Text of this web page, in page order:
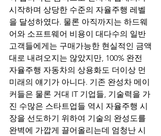
시작하며 상당한 수준의 자율주행 레벨
을 달성하였다. 물론 아직까지는 하드웨
어와 소프트웨어 비용이 대다수의 일반
고객들에게는 구매가능한 현실적인 금액
대로 내려오지는 않았지만, 100% 완전
자율주행 자동차의 상용화도 더이상 먼
미래의 얘기가 아니다. 기존 완성차 메이
커들은 물론 거대 IT 기업들, 기술력을 가
진 수많은 스타트업들 역시 자율주행 시
장을 선도하기 위하여 기술의 완성도를
완벽에 가깝게 끌어올리는데 엄청난 시